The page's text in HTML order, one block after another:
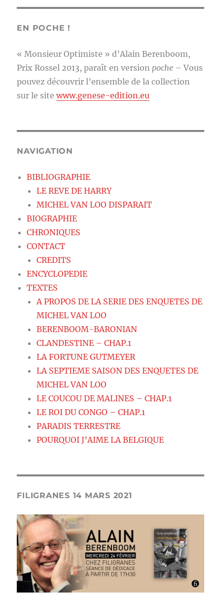
EN POCHE !
« Monsieur Optimiste » d’Alain Berenboom,
Prix Rossel 2013, paraît en version poche – Vous
pouvez découvrir l’ensemble de la collection
sur le sitewww.genese-edition.eu
NAVIGATION
BIBLIOGRAPHIE
LE REVE DE HARRY
MICHEL VAN LOO DISPARAIT
BIOGRAPHIE
CHRONIQUES
CONTACT
CREDITS
ENCYCLOPEDIE
TEXTES
A PROPOS DE LA SERIE DES ENQUETES DE
MICHEL VAN LOO
BERENBOOM-BARONIAN
CLANDESTINE – CHAP.1
LA FORTUNE GUTMEYER
LA SEPTIEME SAISON DES ENQUETES DE
MICHEL VAN LOO
LE COUCOU DE MALINES – CHAP.1
LE ROI DU CONGO – CHAP.1
PARADIS TERRESTRE
POURQUOI J’AIME LA BELGIQUE
FILIGRANES 14 MARS 2021